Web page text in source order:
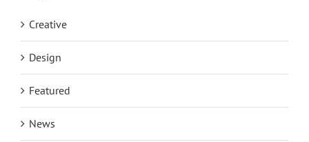
Creative
Design
Featured
News